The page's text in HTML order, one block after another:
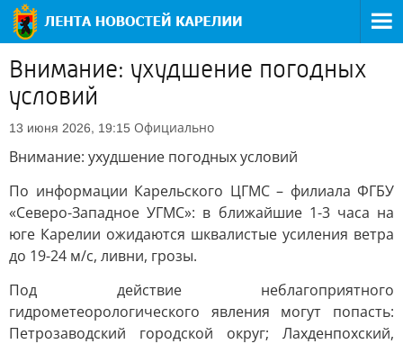
Внимание: ухудшение погодных
условий
13 июня 2026, 19:15 Официально
Внимание: ухудшение погодных условий
По информации Карельского ЦГМС – филиала ФГБУ
«Северо-Западное УГМС»: в ближайшие 1-3 часа на
юге Карелии ожидаются шквалистые усиления ветра
до 19-24 м/с, ливни, грозы.
Под действие неблагоприятного
гидрометеорологического явления могут попасть:
Петрозаводский городской округ; Лахденпохский,